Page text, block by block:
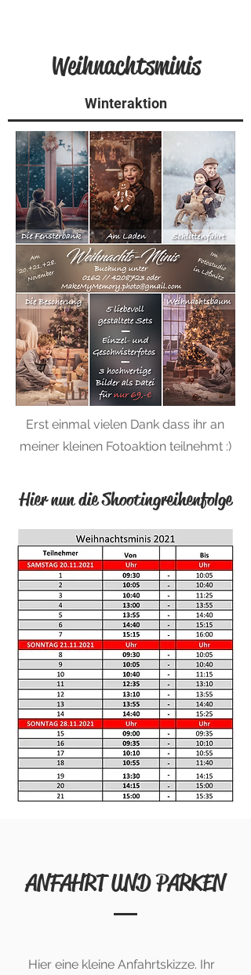
Weihnachtsminis
Winteraktion
Erst einmal vielen Dank dass ihr an
meiner kleinen Fotoaktion teilnehmt :)
Hier nun die Shootingreihenfolge
ANFAHRT UND PARKEN
Hier eine kleine Anfahrtskizze. Ihr